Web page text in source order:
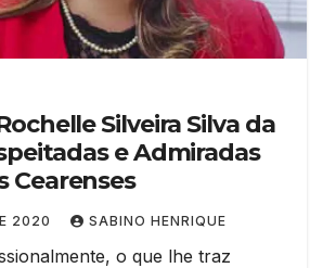
Silveira Silva da
e Admiradas
Cearenses
2020 SABINO HENRIQUE
o que lhe traz